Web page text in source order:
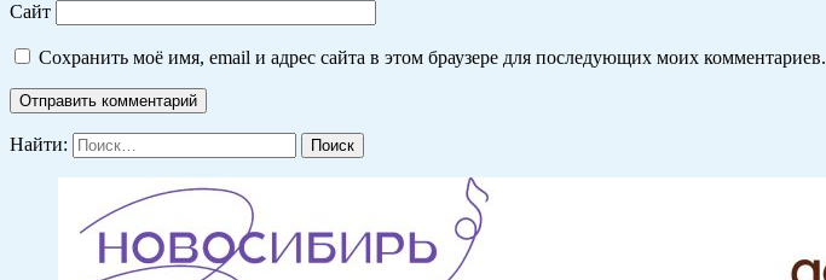
Сайт
Сохранить моё имя, email и адрес сайта в этом браузере для последующих моих комментариев.
Найти: